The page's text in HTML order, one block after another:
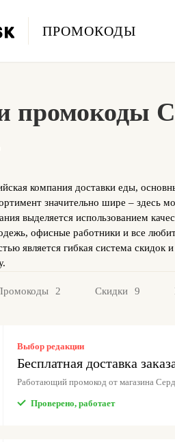
ПРОМОКОДЫ
промокоды
компания доставки еды,
значительно шире – здесь
выделяется использованием
офисные работники и все
является гибкая система
2 Скидки 9
Выбор редакции
Бесплатная доставка
Работающий промокод от магазина
Проверено, работает